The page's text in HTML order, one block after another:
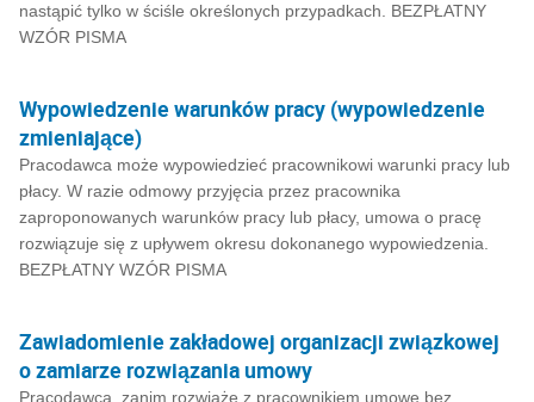
nastąpić tylko w ściśle określonych przypadkach. BEZPŁATNY
WZÓR PISMA
Wypowiedzenie warunków pracy (wypowiedzenie
zmieniające)
Pracodawca może wypowiedzieć pracownikowi warunki pracy lub
płacy. W razie odmowy przyjęcia przez pracownika
zaproponowanych warunków pracy lub płacy, umowa o pracę
rozwiązuje się z upływem okresu dokonanego wypowiedzenia.
BEZPŁATNY WZÓR PISMA
Zawiadomienie zakładowej organizacji związkowej
o zamiarze rozwiązania umowy
Pracodawca, zanim rozwiąże z pracownikiem umowę bez